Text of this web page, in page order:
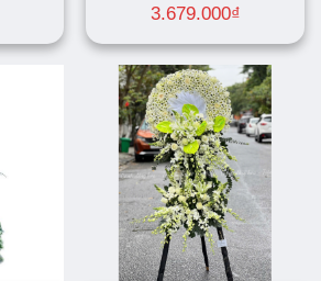
3.679.000₫